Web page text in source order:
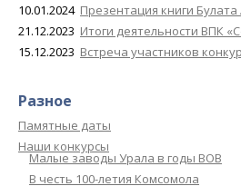
10.01.2024 Презентация книги
21.12.2023 Итоги деятельности ВПК
15.12.2023 Встреча участников
Разное
Памятные даты
Наши конкурсы
Малые заводы Урала в годы ВОВ
В честь 100-летия Комсомола